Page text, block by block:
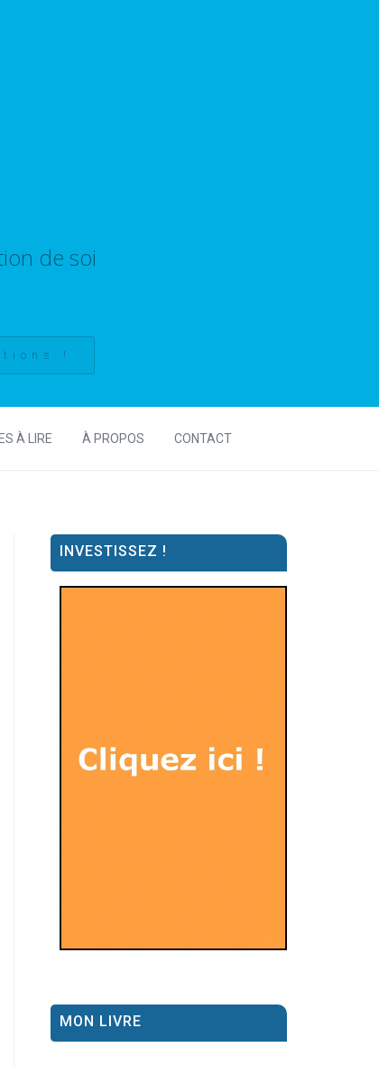
de soi
!
À LIRE À PROPOS CONTACT
INVESTISSEZ !
MON LIVRE